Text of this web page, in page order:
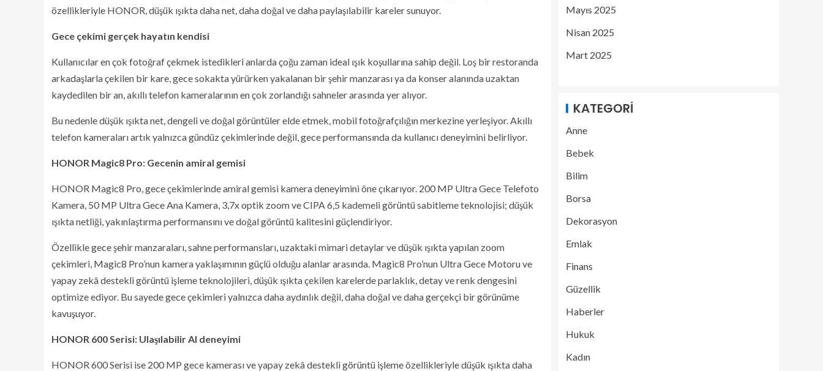
özellikleriyle HONOR, düşük ışıkta daha net, daha doğal ve daha paylaşılabilir kareler sunuyor.
Gece çekimi gerçek hayatın kendisi
Kullanıcılar en çok fotoğraf çekmek istedikleri anlarda çoğu zaman ideal ışık koşullarına sahip değil. Loş bir restoranda
arkadaşlarla çekilen bir kare, gece sokakta yürürken yakalanan bir şehir manzarası ya da konser alanında uzaktan
kaydedilen bir an, akıllı telefon kameralarının en çok zorlandığı sahneler arasında yer alıyor.
Bu nedenle düşük ışıkta net, dengeli ve doğal görüntüler elde etmek, mobil fotoğrafçılığın merkezine yerleşiyor. Akıllı
telefon kameraları artık yalnızca gündüz çekimlerinde değil, gece performansında da kullanıcı deneyimini belirliyor.
HONOR Magic8 Pro: Gecenin amiral gemisi
HONOR Magic8 Pro, gece çekimlerinde amiral gemisi kamera deneyimini öne çıkarıyor. 200 MP Ultra Gece Telefoto
Kamera, 50 MP Ultra Gece Ana Kamera, 3,7x optik zoom ve CIPA 6,5 kademeli görüntü sabitleme teknolojisi; düşük
ışıkta netliği, yakınlaştırma performansını ve doğal görüntü kalitesini güçlendiriyor.
Özellikle gece şehir manzaraları, sahne performansları, uzaktaki mimari detaylar ve düşük ışıkta yapılan zoom
çekimleri, Magic8 Pro’nun kamera yaklaşımının güçlü olduğu alanlar arasında. Magic8 Pro’nun Ultra Gece Motoru ve
yapay zekâ destekli görüntü işleme teknolojileri, düşük ışıkta çekilen karelerde parlaklık, detay ve renk dengesini
optimize ediyor. Bu sayede gece çekimleri yalnızca daha aydınlık değil, daha doğal ve daha gerçekçi bir görünüme
kavuşuyor.
HONOR 600 Serisi: Ulaşılabilir AI deneyimi
HONOR 600 Serisi ise 200 MP gece kamerası ve yapay zekâ destekli görüntü işleme özellikleriyle düşük ışıkta daha
Mayıs 2025
Nisan 2025
Mart 2025
KATEGORI
Anne
Bebek
Bilim
Borsa
Dekorasyon
Emlak
Finans
Güzellik
Haberler
Hukuk
Kadın